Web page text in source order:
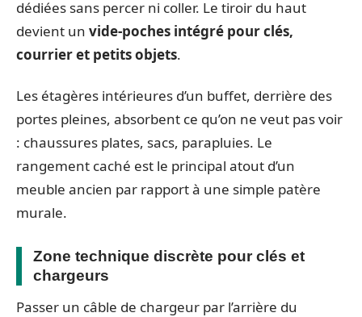
dédiées sans percer ni coller. Le tiroir du haut
devient un vide-poches intégré pour clés,
courrier et petits objets.
Les étagères intérieures d’un buffet, derrière des
portes pleines, absorbent ce qu’on ne veut pas voir
: chaussures plates, sacs, parapluies. Le
rangement caché est le principal atout d’un
meuble ancien par rapport à une simple patère
murale.
Zone technique discrète pour clés et
chargeurs
Passer un câble de chargeur par l’arrière du